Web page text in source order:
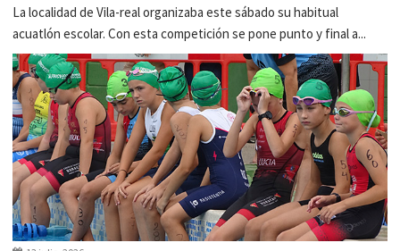
La localidad de Vila-real organizaba este sábado su habitual
acuatlón escolar. Con esta competición se pone punto y final a...